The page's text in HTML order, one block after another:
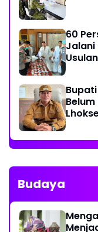
60
Jalani
Budaya